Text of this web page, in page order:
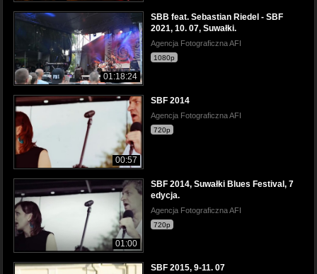
01:18:24
SBB feat. Sebastian Riedel - SBF
2021, 10. 07, Suwałki.
Agencja Fotograficzna AFI
1080p
00:57
SBF 2014
Agencja Fotograficzna AFI
720p
01:00
SBF 2014, Suwałki Blues Festival, 7
edycja.
Agencja Fotograficzna AFI
720p
SBF 2015, 9-11. 07